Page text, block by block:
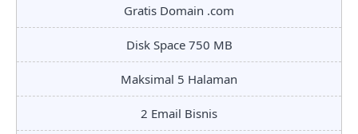
Gratis Domain .com
Disk Space 750 MB
Maksimal 5 Halaman
2 Email Bisnis